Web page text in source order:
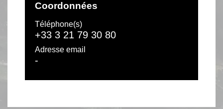
Coordonnées
Téléphone(s)
+33 3 21 79 30 80
Adresse email
-